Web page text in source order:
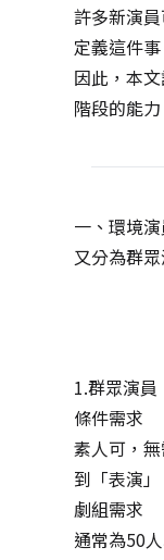
許多新演
定義這件
因此，本
階段的能
一、環境演
又分為群
1.群眾演員
條件需求
素人可，
到「表演
劇組需求
通常為50